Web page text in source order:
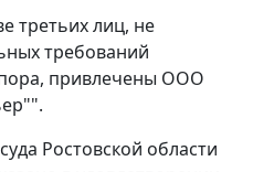
третьих лиц, не
требований
привлечены ООО
Ростовской области